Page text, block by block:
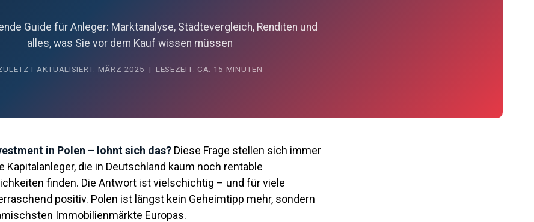
Guide für Anleger: Marktanalyse, Städtevergleich, Renditen und
alles, was Sie vor dem Kauf wissen müssen
AKTUALISIERT: MÄRZ 2025 | LESEZEIT: CA. 15 MINUTEN
in Polen – lohnt sich das? Diese Frage stellen sich immer
Kapitalanleger, die in Deutschland kaum noch rentable
finden. Die Antwort ist vielschichtig – und für viele
positiv. Polen ist längst kein Geheimtipp mehr, sondern
Immobilienmärkte Europas.